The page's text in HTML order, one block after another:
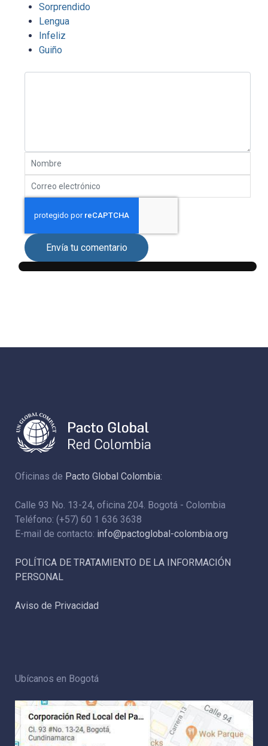
Sorprendido
Lengua
Infeliz
Guiño
Envía tu comentario
Oficinas de Pacto Global Colombia:
Calle 93 No. 13-24, oficina 204. Bogotá - Colombia
Teléfono: (+57) 60 1 636 3638
E-mail de contacto: info@pactoglobal-colombia.org
POLÍTICA DE TRATAMIENTO DE LA INFORMACIÓN
PERSONAL
Aviso de Privacidad
Ubícanos en Bogotá